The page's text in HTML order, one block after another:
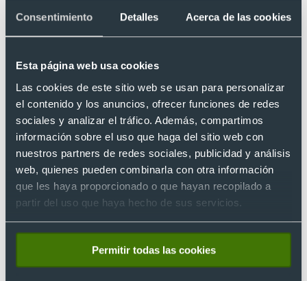
Consentimiento Detalles Acerca de las cookies
Esta página web usa cookies
Las cookies de este sitio web se usan para personalizar
el contenido y los anuncios, ofrecer funciones de redes
sociales y analizar el tráfico. Además, compartimos
información sobre el uso que haga del sitio web con
nuestros partners de redes sociales, publicidad y análisis
web, quienes pueden combinarla con otra información
que les haya proporcionado o que hayan recopilado a
partir del uso que haya hecho de sus servicios.
Permitir todas las cookies
Artículo escrito por
Codés
Mi nombre es Codés (lo sé, nombre peculiar donde los haya),
soy publicista de formación y copywriter de profesión.
En esta etapa laboral he tenido la suerte de dar con Grupo
Billingham, una de las empresas de referencia en el sector de
los regalos personalizados y artículos publicitarios. Aquí me
encargo de crear artículos relacionados con los regalos